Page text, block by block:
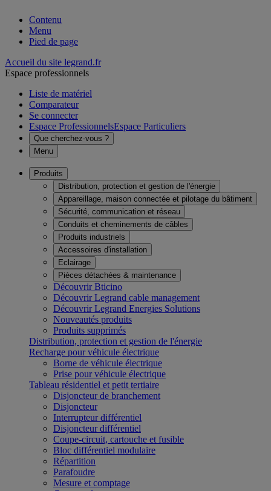
Contenu
Menu
Pied de page
Accueil du site legrand.fr
Espace professionnels
Liste de matériel
Comparateur
Se connecter
Espace ProfessionnelsEspace Particuliers
Que cherchez-vous ?
Menu
Produits
Distribution, protection et gestion de l'énergie
Appareillage, maison connectée et pilotage du bâtiment
Sécurité, communication et réseau
Conduits et cheminements de câbles
Produits industriels
Accessoires d'installation
Eclairage
Pièces détachées & maintenance
Découvrir Bticino
Découvrir Legrand cable management
Découvrir Legrand Energies Solutions
Nouveautés produits
Produits supprimés
Distribution, protection et gestion de l'énergie
Recharge pour véhicule électrique
Borne de véhicule électrique
Prise pour véhicule électrique
Tableau résidentiel et petit tertiaire
Disjoncteur de branchement
Disjoncteur
Interrupteur différentiel
Disjoncteur différentiel
Coupe-circuit, cartouche et fusible
Bloc différentiel modulaire
Répartition
Parafoudre
Mesure et comptage